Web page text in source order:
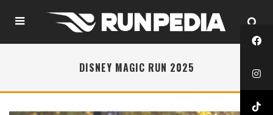
DISNEY MAGIC RUN 2025